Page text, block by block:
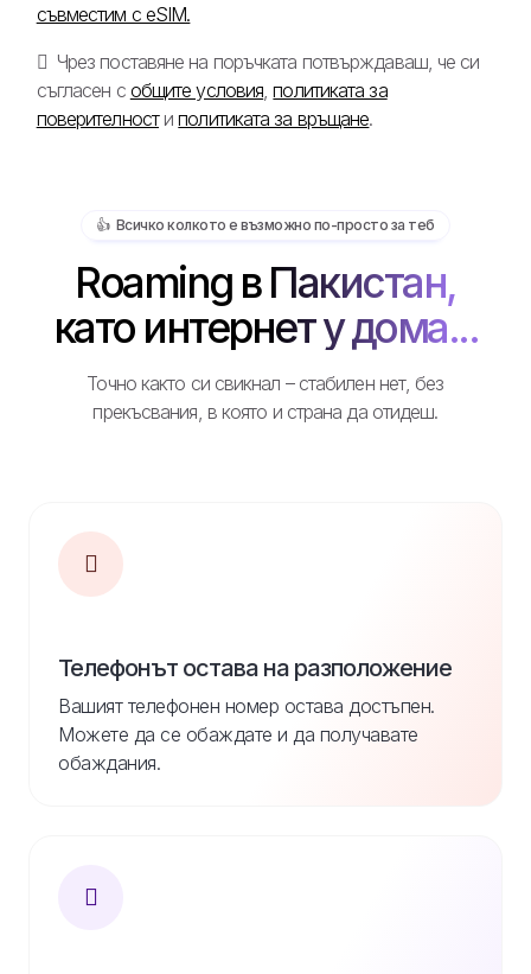
съвместим с eSIM.
Чрез поставяне на поръчката потвърждаваш, че си
съгласен с общите условия ,политиката за
поверителностиполитиката за връщане.
👍️ Всичко колкото е възможно по-просто за теб
Roaming в Пакистан,
като интернет у дома...
Точно както си свикнал – стабилен нет, без
прекъсвания, в която и страна да отидеш.
Телефонът остава на разположение
Вашият телефонен номер остава достъпен.
Можете да се обаждате и да получавате
обаждания.